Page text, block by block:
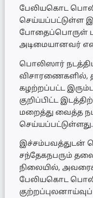
பேலியகொட
செய்யப்பட்டுள்ள
போதைப்பொருள்
அடிமையானவர்
பொலிஸார்
விசாரணைகளில்,
கழற்றப்பட்ட
குறிப்பிட்ட
மறைத்து வைத்த
செய்யப்பட்டுள்ளது.
இச்சம்பவத்துடன்
சந்தேகநபரும்
நிலையில்,
பேலியகொட
குற்றப்புலனாய்வுப்